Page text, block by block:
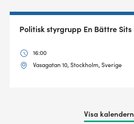
Politisk styrgrupp En Bättre Sits
16:00
Vasagatan 10, Stockholm, Sverige
Visa kalendern